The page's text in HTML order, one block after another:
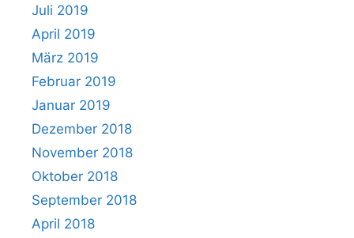
Juli 2019
April 2019
März 2019
Februar 2019
Januar 2019
Dezember 2018
November 2018
Oktober 2018
September 2018
April 2018